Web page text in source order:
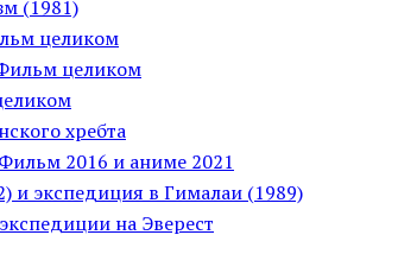
(1981)
целиком
целиком
хребта
2016 и аниме 2021
и экспедиция в Гималаи (1989)
на Эверест